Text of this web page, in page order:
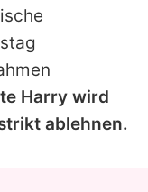
Harry wird
ablehnen.